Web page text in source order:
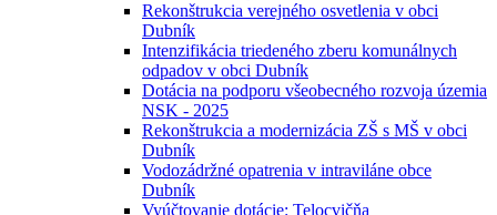
Rekonštrukcia verejného osvetlenia v obci
Dubník
Intenzifikácia triedeného zberu komunálnych
odpadov v obci Dubník
Dotácia na podporu všeobecného rozvoja územia
NSK - 2025
Rekonštrukcia a modernizácia ZŠ s MŠ v obci
Dubník
Vodozádržné opatrenia v intraviláne obce
Dubník
Vyúčtovanie dotácie: Telocvičňa